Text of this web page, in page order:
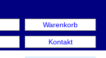
Warenkorb
Kontakt
Messe für